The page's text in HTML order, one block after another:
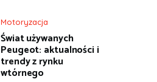
Motoryzacja
Świat używanych
Peugeot: aktualności i
trendy z rynku
wtórnego